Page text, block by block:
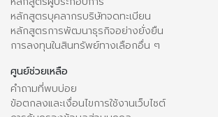
หลักสูตรบุคลากรบริษัทจดทะเบียน
หลักสูตรการพัฒนาธุรกิจอย่างยั่งยืน
การลงทุนในสินทรัพย์ทางเลือกอื่น ๆ
ศูนย์ช่วยเหลือ
คำถามที่พบบ่อย
ข้อตกลงและเงื่อนไขการใช้งานเว็บไซต์